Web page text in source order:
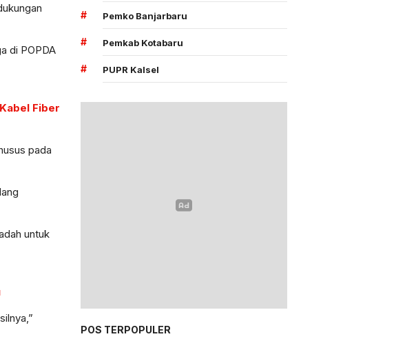
di POPDA
Fiber
pada
untuk
# Pemko Banjarbaru
# Pemkab Kotabaru
# PUPR Kalsel
POS TERPOPULER